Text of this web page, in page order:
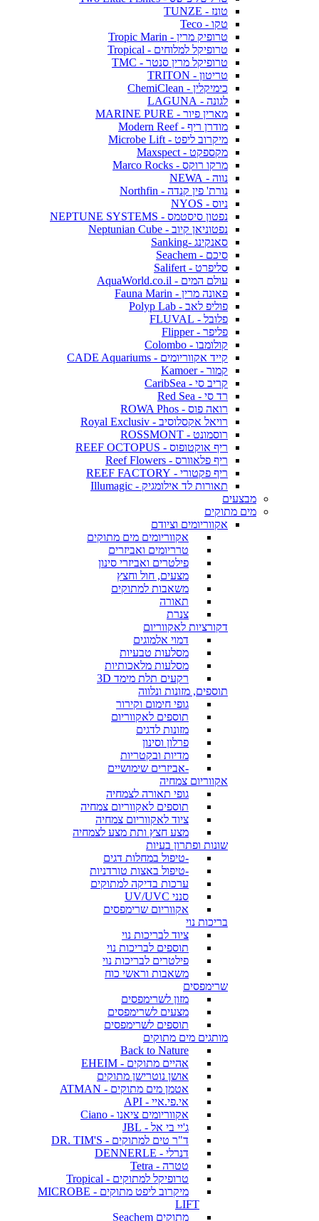
טונז - TUNZE
טקו - Teco
טרופיק מרין - Tropic Marin
טרופיקל למלוחים - Tropical
טרופיקל מרין סנטר - TMC
טריטון - TRITON
כימיקלין - ChemiClean
לגונה - LAGUNA
מארין פיור - MARINE PURE
מודרן ריף - Modern Reef
מיקרוב ליפט - Microbe Lift
מקספקט - Maxspect
מרקו רוקס - Marco Rocks
נווה - NEWA
נורת' פין קנדה - Northfin
ניוס - NYOS
נפטון סיסטמס - NEPTUNE SYSTEMS
נפטוניאן קיוב - Neptunian Cube
סאנקינג -Sanking
סיכם - Seachem
סליפרט - Salifert
עולם המים - AquaWorld.co.il
פאונה מרין - Fauna Marin
פוליפ לאב - Polyp Lab
פלובל - FLUVAL
פליפר - Flipper
קולומבו - Colombo
קייד אקווריומים - CADE Aquariums
קמור - Kamoer
קריב סי - CaribSea
רד סי - Red Sea
רואה פוס - ROWA Phos
רויאל אקסלוסיב - Royal Exclusiv
רוסמונט - ROSSMONT
ריף אוקטופוס - REEF OCTOPUS
ריף פלאוורס - Reef Flowers
ריף פקטורי - REEF FACTORY
תאורות לד אילומגיק - Illumagic
מבצעים
מים מתוקים
אקווריומים וציודם
אקווריומים מים מתוקים
טרריומים ואביזרים
פילטרים ואביזרי סינון
מצעים, חול וחצץ
משאבות למתוקים
תאורה
צנרת
דקורציות לאקווריום
דמוי אלמוגים
מסלעות טבעיות
מסלעות מלאכותיות
רקעים תלת מימד 3D
תוספים, מזונות ונלווה
גופי חימום וקירור
תוספים לאקווריום
מזונות לדגים
פרלון וסינון
מדיות ובקטריות
-אביזרים שימושיים
אקווריום צמחיה
גופי תאורה לצמחיה
תוספים לאקווריום צמחיה
ציוד לאקווריום צמחיה
מצע חצץ ותת מצע לצמחיה
שונות ופתרון בעיות
-טיפול במחלות דגים
-טיפול באצות טורדניות
ערכות בדיקה למתוקים
סנני UV/UVC
אקווריום שרימפסים
בריכות נוי
ציוד לבריכות נוי
תוספים לבריכות נוי
פילטרים לבריכות נוי
משאבות וראשי כוח
שרימפסים
מזון לשרימפסים
מצעים לשרימפסים
תוספים לשרימפסים
מותגים מים מתוקים
Back to Nature
אהיים מתוקים - EHEIM
אושן נוטרישן מתוקים
אטמן מים מתוקים - ATMAN
אי.פי.איי - API
אקווריומים ציאנו - Ciano
ג'יי בי אל - JBL
ד"ר טים למתוקים - DR. TIM'S
דנרלי - DENNERLE
טטרה - Tetra
טרופיקל למתוקים - Tropical
מיקרוב ליפט מתוקים - MICROBE
LIFT
מתוקים Seachem